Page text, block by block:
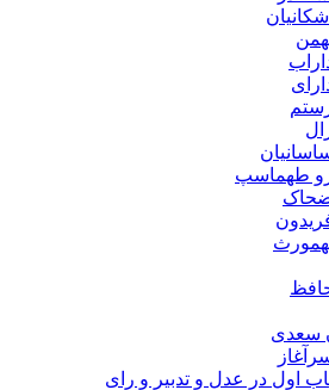
اشکانیان
طهماسپ‏
سعدی
اول در عدل و تدبیر و رای